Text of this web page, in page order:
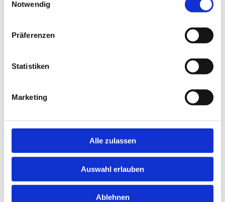
Notwendig
Präferenzen
Statistiken
Marketing
Alle zulassen
Auswahl erlauben
Ablehnen
Tadellose Spülergebnisse sind in allen Gastronomiebetrieben eine
von Geschirr, Gläsern und Besteck ist nicht nur aus hygienischen
Gesichtspunkten unerlässlich.